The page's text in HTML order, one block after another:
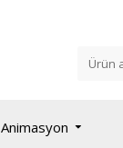
Animasyon